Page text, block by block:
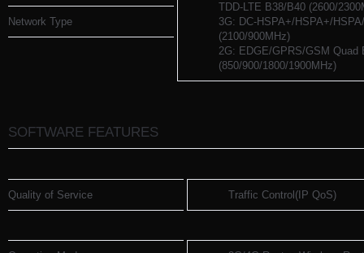
Network Type
TDD-LTE B38/B40 (2600/
3G: DC-HSPA+/HSPA+/
(2100/900MHz)
2G: EDGE/GPRS/GSM Quad
(850/900/1800/1900MHz)
SOFTWARE FEATURES
Quality of Service Traffic Control(IP QoS)